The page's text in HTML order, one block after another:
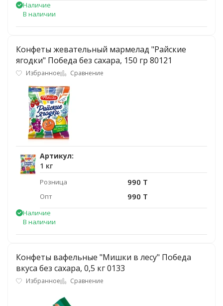
Наличие
В наличии
Конфеты жевательный мармелад "Райские
ягодки" Победа без сахара, 150 гр 80121
Избранное Сравнение
Артикул:
1 кг
Розница 990 T
Опт 990 T
Наличие
В наличии
Конфеты вафельные "Мишки в лесу" Победа
вкуса без сахара, 0,5 кг 0133
Избранное Сравнение